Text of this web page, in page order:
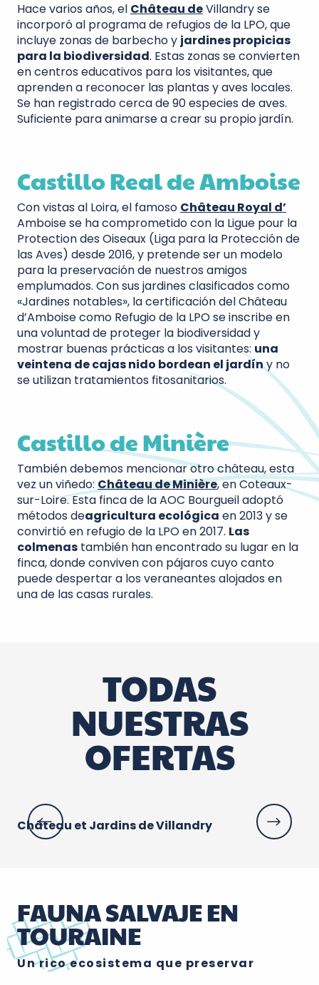
Hace varios años, el Château deVillandry se
incorporó al programa de refugios de la LPO, que
incluye zonas de barbecho y jardines propicias
para la biodiversidad. Estas zonas se convierten
en centros educativos para los visitantes, que
aprenden a reconocer las plantas y aves locales.
Se han registrado cerca de 90 especies de aves.
Suficiente para animarse a crear su propio jardín.
Castillo Real de Amboise
Con vistas al Loira, el famoso Château Royal d’
Amboise se ha comprometido con la Ligue pour la
Protection des Oiseaux (Liga para la Protección de
las Aves) desde 2016, y pretende ser un modelo
para la preservación de nuestros amigos
emplumados. Con sus jardines clasificados como
«Jardines notables», la certificación del Château
d’Amboise como Refugio de la LPO se inscribe en
una voluntad de proteger la biodiversidad y
mostrar buenas prácticas a los visitantes: una
veintena de cajas nido bordean el jardíny no
se utilizan tratamientos fitosanitarios.
Castillo de Minière
También debemos mencionar otro château, esta
vez un viñedo: Château de Minière, en Coteaux-
sur-Loire. Esta finca de la AOC Bourgueil adoptó
métodos deagricultura ecológica en 2013 y se
convirtió en refugio de la LPO en 2017. Las
colmenas también han encontrado su lugar en la
finca, donde conviven con pájaros cuyo canto
puede despertar a los veraneantes alojados en
una de las casas rurales.
TODAS
NUESTRAS
OFERTAS
Château et Jardins de Villandry
FAUNA SALVAJE EN
TOURAINE
Un rico ecosistema que preservar